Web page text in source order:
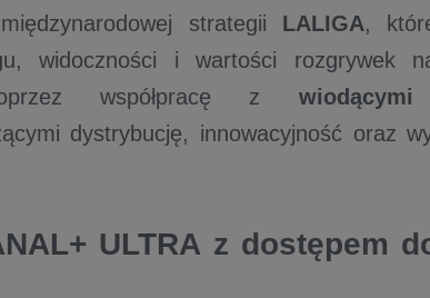
strategii LALIGA,
widoczności i wartości rozgrywek
współpracę z
dystrybucję, innowacyjność oraz
ULTRA z dostępem